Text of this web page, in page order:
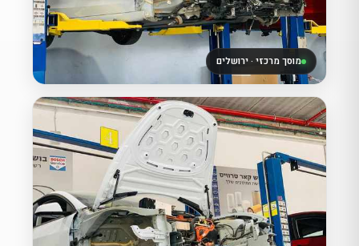
מוסך מרכזי · ירושלים